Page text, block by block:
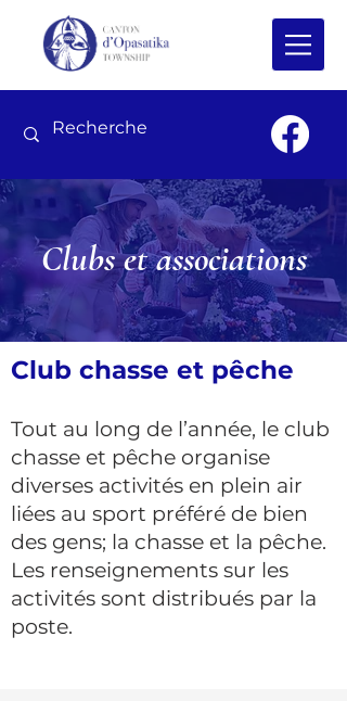
Clubs et associations
Club chasse et pêche
Tout au long de l’année, le club
chasse et pêche organise
diverses activités en plein air
liées au sport préféré de bien
des gens; la chasse et la pêche.
Les renseignements sur les
activités sont distribués par la
poste.